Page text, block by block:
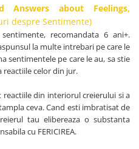
Answers about Feelings,
despre Sentimente)
recomandata 6 ani+.
la multe intrebari pe care le
sentimentele pe care le au, sa stie
reactiile celor din jur.
reactiile din interiorul creierului si a
ceva. Cand esti imbratisat de
tau elibereaza o substanta
cu FERICIREA.